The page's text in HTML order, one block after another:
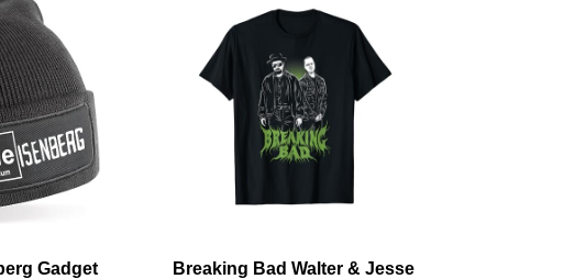
Gadget
Breaking Bad Walter & Jesse